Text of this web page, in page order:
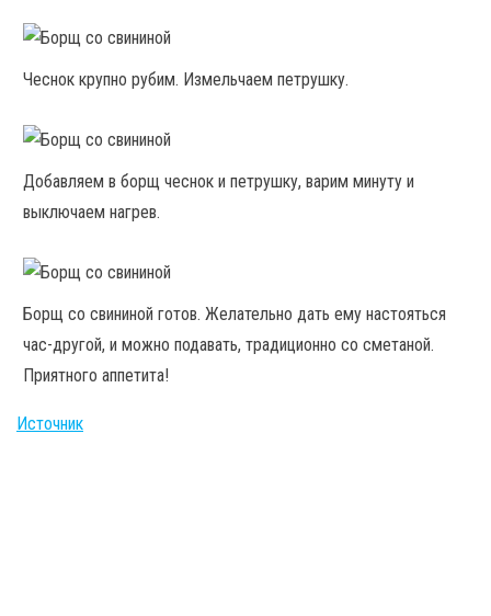
Чеснок крупно рубим. Измельчаем петрушку.
Добавляем в борщ чеснок и петрушку, варим минуту и
выключаем нагрев.
Борщ со свининой готов. Желательно дать ему настояться
час-другой, и можно подавать, традиционно со сметаной.
Приятного аппетита!
Источник